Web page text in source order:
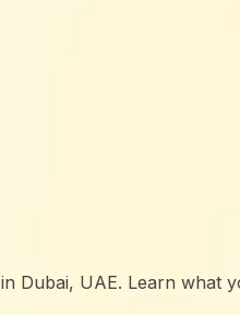
Dubai, UAE. Learn